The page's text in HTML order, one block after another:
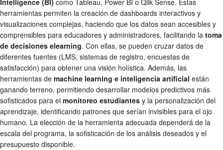
Intelligence (BI) como Tableau, Power BI o Qlik Sense. Estas
herramientas permiten la creación de dashboards interactivos y
visualizaciones complejas, haciendo que los datos sean accesibles y
comprensibles para educadores y administradores, facilitando la toma
de decisiones elearning. Con ellas, se pueden cruzar datos de
diferentes fuentes (LMS, sistemas de registro, encuestas de
satisfacción) para obtener una visión holística. Además, las
herramientas de machine learning e inteligencia artificial están
ganando terreno, permitiendo desarrollar modelos predictivos más
sofisticados para el monitoreo estudiantes y la personalización del
aprendizaje, identificando patrones que serían invisibles para el ojo
humano. La elección de la herramienta adecuada dependerá de la
escala del programa, la sofisticación de los análisis deseados y el
presupuesto disponible.